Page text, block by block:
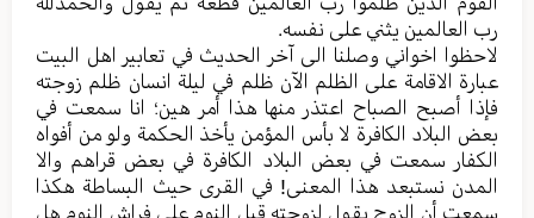
رب العالمین یثني علی نفسه.
لاحظوا اخواني وصلنا الی آخر الحدیث في تعابیر اهل البیت
عبارة الاقامة علی الظلم الآن ظلم في لیلة انسان ظلم زوجته
فإذا أصبح الصباح اعتذر منها هذا أمر هین؛ انا سمعت في
بعض البلاد الکافرة لا بأس المؤمن یأخذ الحکمة ولو من أفواه
الکفار سمعت في بعض البلاد الکافرة في بعض قراهم والا
المدن نستبعد هذا المعنی! في القری حیث البساطة هکذا
سمعت أن الزوج یقول لزوجته قبل النوم علی فراش النوم هل